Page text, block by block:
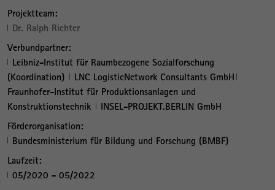
Projektteam:
Dr. Ralph Richter
Verbundpartner:
Leibniz-Institut für Raumbezogene Sozialforschung
(Koordination)
LNC LogisticNetwork Consultants GmbH
Fraunhofer-Institut für Produktionsanlagen und
Konstruktionstechnik
INSEL-PROJEKT.BERLIN GmbH
Förderorganisation:
Bundesministerium für Bildung und Forschung (BMBF)
Laufzeit:
05/2020 - 05/2022